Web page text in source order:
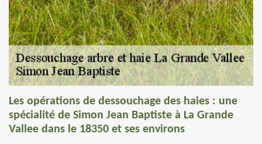
Les opérations de dessouchage des haies : une
spécialité de Simon Jean Baptiste à La Grande
Vallee dans le 18350 et ses environs